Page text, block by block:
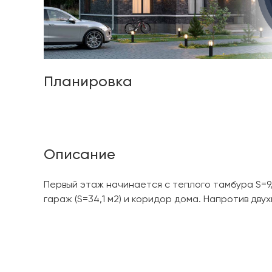
Планировка
Описание
Первый этаж начинается с теплого тамбура
гараж (S=34,1 м2) и коридор дома. Напротив
санузла и постирочная комната (S=2,62 м2).
котельную S=5,47 м2, из которой можно
Последняя объединяет между собой несколько